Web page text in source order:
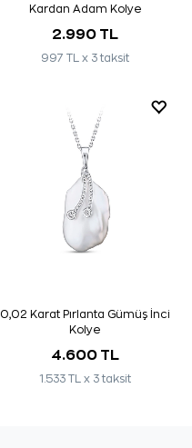
Kardan Adam Kolye
2.990 TL
997 TL x 3 taksit
0,02 Karat Pırlanta Gümüş İnci
Kolye
4.600 TL
1.533 TL x 3 taksit